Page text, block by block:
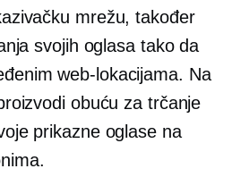
mrežu, također
svojih oglasa tako da
web-lokacijama. Na
obuću za trčanje
prikazne oglase na